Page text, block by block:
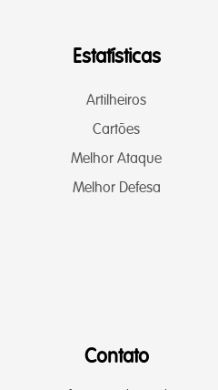
Estatísticas
Artilheiros
Cartões
Melhor Ataque
Melhor Defesa
Contato